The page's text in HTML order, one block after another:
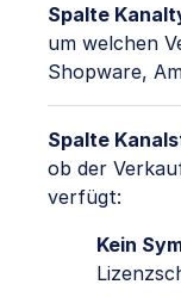
Spalte
um welchen
Shopware,
Spalte
ob der
verfügt:
Kein